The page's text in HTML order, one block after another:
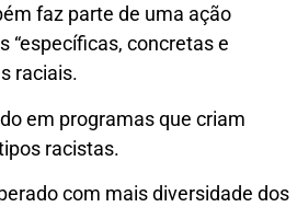
faz parte de uma ação
“específicas, concretas e
raciais.
em programas que criam
racistas.
com mais diversidade dos